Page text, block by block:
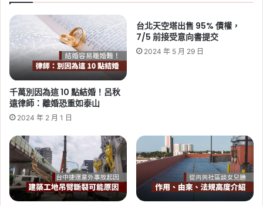
2026-06-29
桃園社會住宅續租租金 2026：
蘆竹一號、平鎮一號、八德三號
社宅分 3 年緩漲
Tag:桃園,桃園社宅基地,桃園社宅懶人包
社宅戶數,桃園社會住宅
會住宅申請
餐
廳
（含
羊
肉
吃
到
飽）
千萬別因為這 10 點結婚！呂秋
遠律師：離婚恐重如泰山
2024 年 2 月 1 日
台北天空塔出售 95% 債權，
7/5 前接受意向書提交
2024 年 5 月 29 日